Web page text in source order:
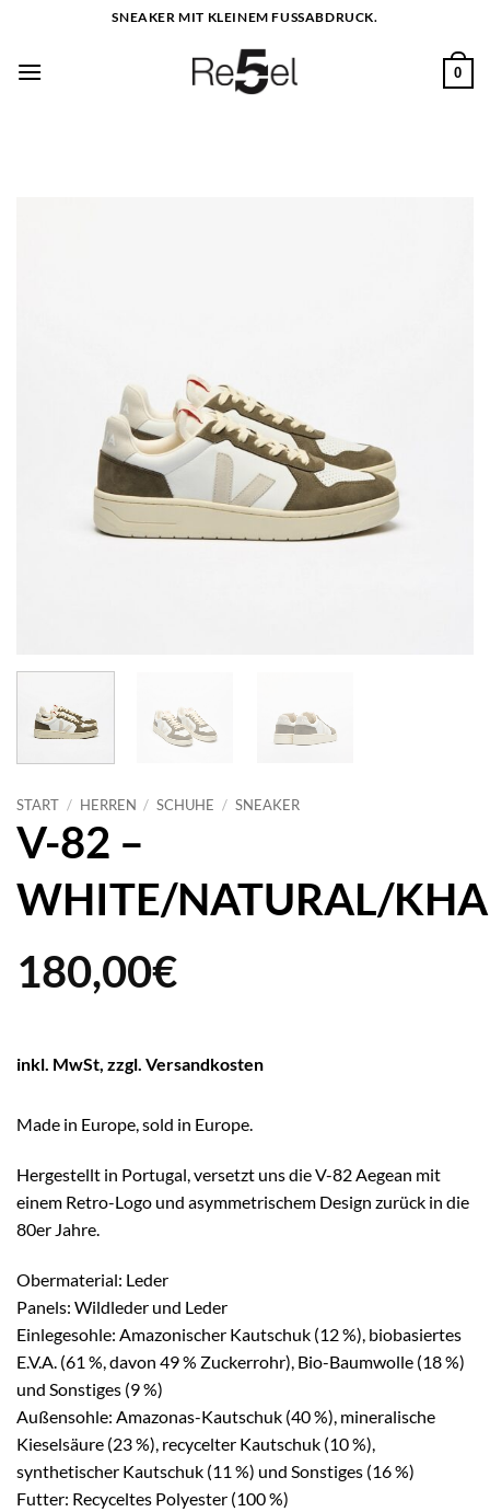
springen
SNEAKER MIT KLEINEM FUSSABDRUCK.
0
START / HERREN / SCHUHE / SNEAKER
V-82 –
WHITE/NATURAL/
180,00€
inkl. MwSt, zzgl. Versandkosten
Made in Europe, sold in Europe.
Hergestellt in Portugal, versetzt uns die V-82 Aegean mit
einem Retro-Logo und asymmetrischem Design zurück in die
80er Jahre.
Obermaterial: Leder
Panels: Wildleder und Leder
Einlegesohle: Amazonischer Kautschuk (12 %), biobasiertes
E.V.A. (61 %, davon 49 % Zuckerrohr), Bio-Baumwolle (18 %)
und Sonstiges (9 %)
Außensohle: Amazonas-Kautschuk (40 %), mineralische
Kieselsäure (23 %), recycelter Kautschuk (10 %),
synthetischer Kautschuk (11 %) und Sonstiges (16 %)
Futter: Recyceltes Polyester (100 %)